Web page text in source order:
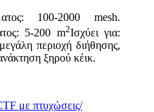
100-2000 mesh.
5-200 m2Ισχύει για:
περιοχή διήθησης,
ξηρού κέικ.